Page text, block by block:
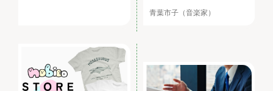
青葉市子（音楽家）